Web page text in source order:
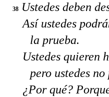
38 Ustedes deben
Así ustedes
la prueba.
Ustedes quieren
pero ustedes no
¿Por qué?